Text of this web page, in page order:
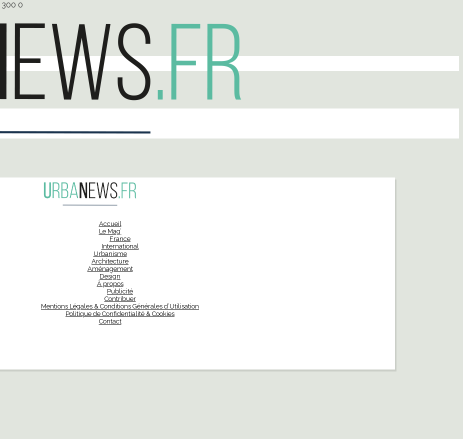
300 0
Accueil
Le Mag’
France
International
Urbanisme
Architecture
Aménagement
Design
À propos
Publicité
Contribuer
Mentions Légales & Conditions Générales d’Utilisation
Politique de Confidentialité & Cookies
Contact